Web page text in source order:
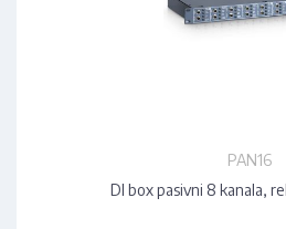
PAN16
DI box pasivni 8 kanala,